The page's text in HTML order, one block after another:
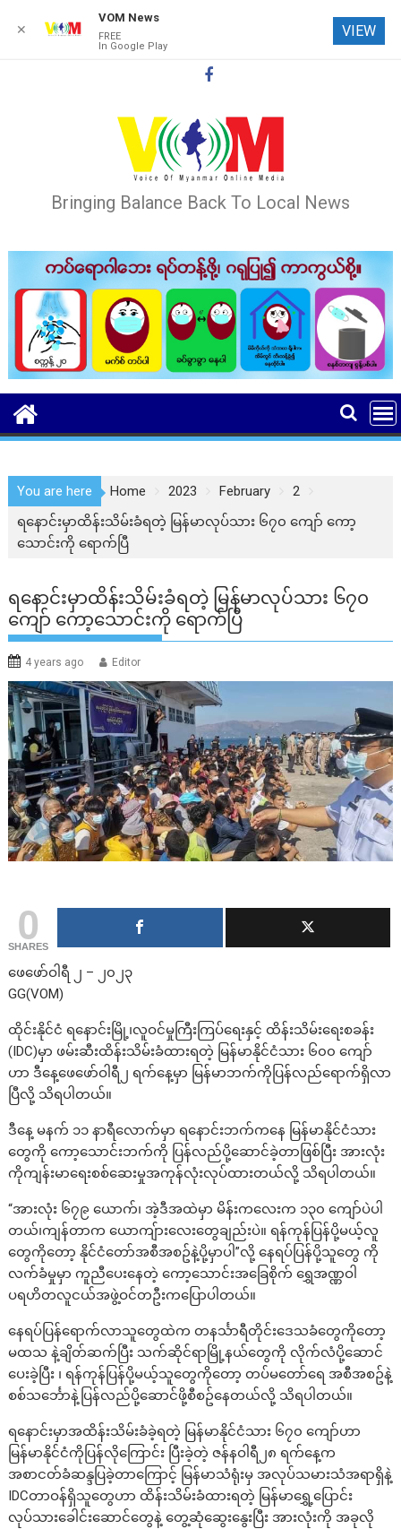
Bringing Balance Back To Local News
You are here Home 2023 February
2
ရနောင်းမှာထိန်းသိမ်းခံရတဲ့ မြန်မာလုပ်သား ၆၇၀ ကျော် ကော့
သောင်းကို ရောက်ပြီ
ရနောင်းမှာထိန်းသိမ်းခံရတဲ့ မြန်မာလုပ်သား ၆၇၀
ကျော် ကော့သောင်းကို ရောက်ပြီ
4 years ago Editor
0
SHARES
ဖေဖော်ဝါရီ ၂ – ၂၀၂၃
GG(VOM)
ထိုင်းနိုင်ငံ ရနောင်းမြို့၊လူဝင်မှုကြီးကြပ်ရေးနှင့် ထိန်းသိမ်းရေးစခန်း
(IDC)မှာ ဖမ်းဆီးထိန်းသိမ်းခံထားရတဲ့ မြန်မာနိုင်ငံသား ၆၀၀ ကျော်
ဟာ ဒီနေ့ဖေဖော်ဝါရီ၂ ရက်နေ့မှာ မြန်မာဘက်ကိုပြန်လည်ရောက်ရှိလာ
ပြီလို့ သိရပါတယ်။
ဒီနေ့ မနက် ၁၁ နာရီလောက်မှာ ရနောင်းဘက်ကနေ မြန်မာနိုင်ငံသား
တွေကို ကော့သောင်းဘက်ကို ပြန်လည်ပို့ဆောင်ခဲ့တာဖြစ်ပြီး အားလုံး
ကိုကျန်းမာရေးစစ်ဆေးမှုအကုန်လုံးလုပ်ထားတယ်လို့ သိရပါတယ်။
“အားလုံး ၆၇၉ ယောက်၊ အဲ့ဒီအထဲမှာ မိန်းကလေးက ၁၃၀ ကျော်ပဲပါ
တယ်၊ကျန်တာက ယောကျ်ားလေးတွေချည်းပဲ။ ရန်ကုန်ပြန်ပို့မယ့်လူ
တွေကိုတော့ နိုင်ငံတော်အစီအစဥ်နဲ့ပို့မှာပါ”လို့ နေရပ်ပြန်ပို့သူတွေ ကို
လက်ခံမှုမှာ ကူညီပေးနေတဲ့ ကော့သောင်းအခြေစိုက် ရွှေအဏ္ဏဝါ
ပရဟိတလူငယ်အဖွဲ့ဝင်တဦးကပြောပါတယ်။
နေရပ်ပြန်ရောက်လာသူတွေထဲက တနင်္သာရီတိုင်းဒေသခံတွေကိုတော့
မထသ နဲ့ချိတ်ဆက်ပြီး သက်ဆိုင်ရာမြို့နယ်တွေကို လိုက်လံပို့ဆောင်
ပေးခဲ့ပြီး ၊ ရန်ကုန်ပြန်ပို့မယ့်သူတွေကိုတော့ တပ်မတော်ရေ အစီအစဥ်နဲ့
စစ်သင်္ဘောနဲ့ပြန်လည်ပို့ဆောင်ဖို့စီစဥ်နေတယ်လို့ သိရပါတယ်။
ရနောင်းမှာအထိန်းသိမ်းခံခဲ့ရတဲ့ မြန်မာနိုင်ငံသား ၆၇၀ ကျော်ဟာ
မြန်မာနိုင်ငံကိုပြန်လိုကြောင်း ပြီးခဲ့တဲ့ ဇန်နဝါရီ၂၈ ရက်နေ့က
အစာငတ်ခံဆန္ဒပြခဲ့တာကြောင့် မြန်မာသံရုံးမှ အလုပ်သမားသံအရာရှိနဲ့
IDCတာဝန်ရှိသူတွေဟာ ထိန်းသိမ်းခံထားရတဲ့ မြန်မာရွှေ့ပြောင်း
လုပ်သားခေါင်းဆောင်တွေနဲ့ တွေ့ဆုံဆွေးနွေးပြီး အားလုံးကို အခုလို
✕
VOM News
FREE
In Google Play
VIEW